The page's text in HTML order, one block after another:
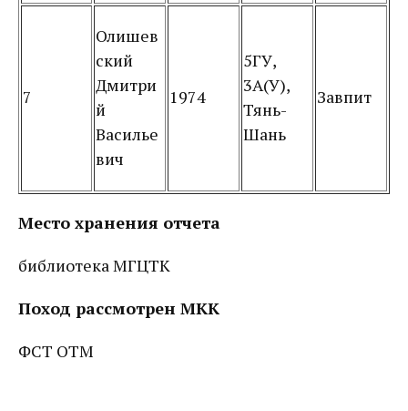
7
Олишев
ский
Дмитри
й
Василье
вич
1974
5ГУ,
3А(У),
Тянь-
Шань
Завпит
Место хранения отчета
библиотека МГЦТК
Поход рассмотрен МКК
ФСТ ОТМ